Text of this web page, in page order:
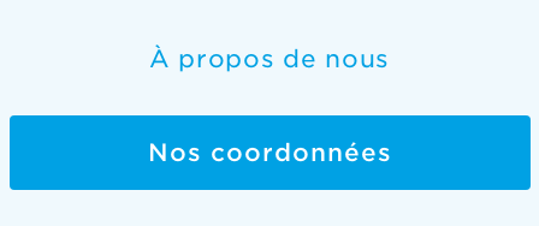
À propos de nous
Nos coordonnées